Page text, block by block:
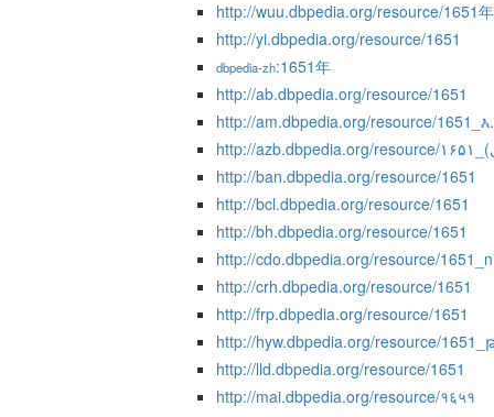
http://wuu.dbpedia.org/resource/1651年
http://yi.dbpedia.org/resource/1651
dbpedia-zh:1651年
http://ab.dbpedia.org/resource/1651
http://am.dbpedia.org/resource/
http://ban.dbpedia.org/resource/1651
http://bcl.dbpedia.org/resource/1651
http://bh.dbpedia.org/resource/1651
http://cdo.dbpedia.org/resource/
http://crh.dbpedia.org/resource/1651
http://frp.dbpedia.org/resource/1651
http://hyw.dbpedia.org/resource/
http://lld.dbpedia.org/resource/1651
http://mai.dbpedia.org/resource/१६५१